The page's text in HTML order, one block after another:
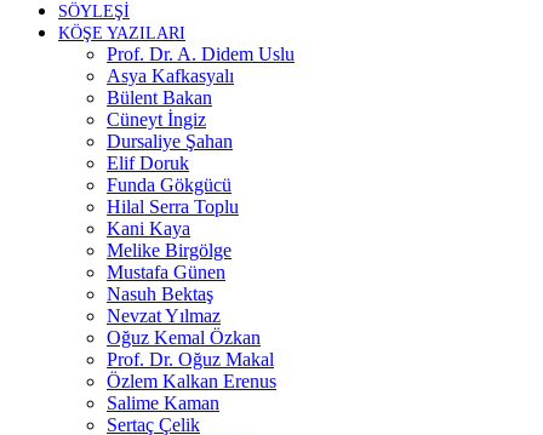
SÖYLEŞİ
KÖŞE YAZILARI
Prof. Dr. A. Didem Uslu
Asya Kafkasyalı
Bülent Bakan
Cüneyt İngiz
Dursaliye Şahan
Elif Doruk
Funda Gökgücü
Hilal Serra Toplu
Kani Kaya
Melike Birgölge
Mustafa Günen
Nasuh Bektaş
Nevzat Yılmaz
Oğuz Kemal Özkan
Prof. Dr. Oğuz Makal
Özlem Kalkan Erenus
Salime Kaman
Sertaç Çelik